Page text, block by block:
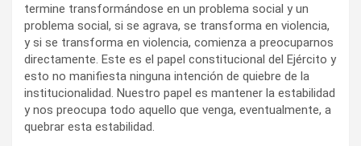
termine transformándose en un problema social y un
problema social, si se agrava, se transforma en violencia,
y si se transforma en violencia, comienza a preocuparnos
directamente. Este es el papel constitucional del Ejército y
esto no manifiesta ninguna intención de quiebre de la
institucionalidad. Nuestro papel es mantener la estabilidad
y nos preocupa todo aquello que venga, eventualmente, a
quebrar esta estabilidad.